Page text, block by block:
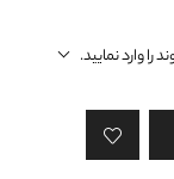
وارد نمایید.